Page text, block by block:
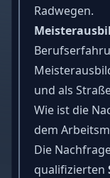
Radwegen.
und als
Wie ist die
dem
Die
qualifizierten